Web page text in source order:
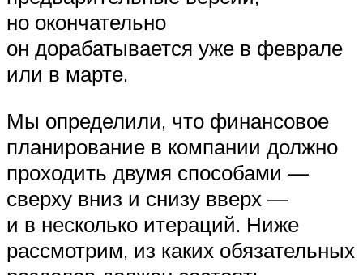
но окончательно
он дорабатывается уже в феврале
или в марте.
Мы определили, что финансовое
планирование в компании должно
проходить двумя способами —
сверху вниз и снизу вверх —
и в несколько итераций. Ниже
рассмотрим, из каких обязательных